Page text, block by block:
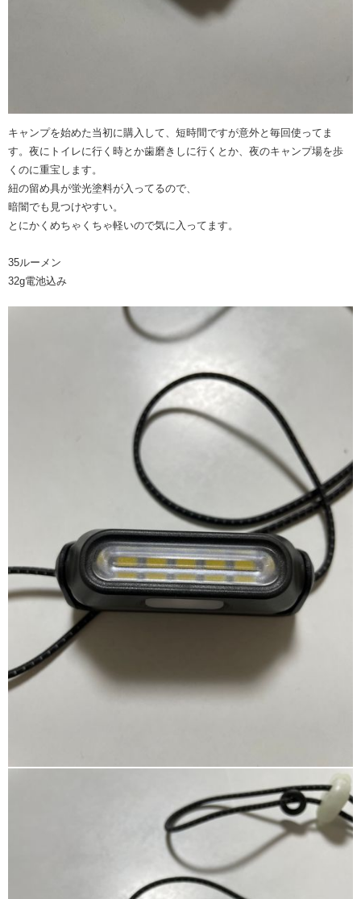
キャンプを始めた当初に購入して、短時間ですが意外と毎回使ってま
す。夜にトイレに行く時とか歯磨きしに行くとか、夜のキャンプ場を歩
くのに重宝します。
紐の留め具が蛍光塗料が入ってるので、
暗闇でも見つけやすい。
とにかくめちゃくちゃ軽いので気に入ってます。
35ルーメン
32g電池込み